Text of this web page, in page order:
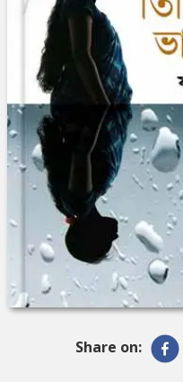
Share on: